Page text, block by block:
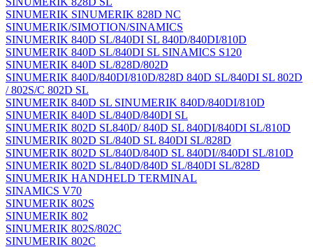
SINUMERIK SINUMERIK 828D NC
SINUMERIK/SIMOTION/SINAMICS
SINUMERIK 840D SL/840DI SL 840D/840DI/810D
SINUMERIK 840D SL/840DI SL SINAMICS S120
SINUMERIK 840D SL/828D/802D
SINUMERIK 840D/840DI/810D/828D 840D SL/840DI SL 802D
/ 802S/C 802D SL
SINUMERIK 840D SL SINUMERIK 840D/840DI/810D
SINUMERIK 840D SL/840D/840DI SL
SINUMERIK 802D SL840D/ 840D SL 840DI/840DI SL/810D
SINUMERIK 802D SL/840D SL 840DI SL/828D
SINUMERIK 802D SL/840D/840D SL 840DI//840DI SL/810D
SINUMERIK 802D SL/840D/840D SL/840DI SL/828D
SINUMERIK HANDHELD TERMINAL
SINAMICS V70
SINUMERIK 802S
SINUMERIK 802
SINUMERIK 802S/802C
SINUMERIK 802C